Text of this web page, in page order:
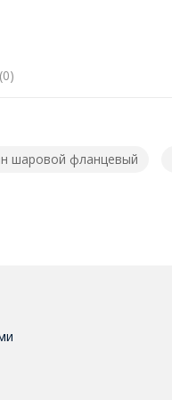
(0)
шаровой фланцевый